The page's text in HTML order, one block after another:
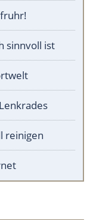
sinnvoll ist
reinigen